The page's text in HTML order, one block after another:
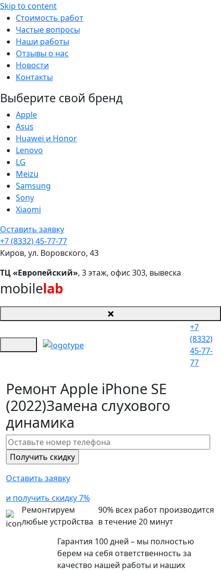
Skip to content
Стоимость работ
Частые вопросы
Наши работы
Отзывы о нас
Новости
Контакты
Выберите свой бренд
Apple
Asus
Huawei и Honor
Lenovo
LG
Meizu
Samsung
Sony
Xiaomi
Оставить заявку
+7 (8332) 45-77-77
Киров, ул. Воровского, 43
ТЦ «Европейский», 3 этаж, офис 303, вывеска
mobilelab
+7
(8332)
45-77-
77
Ремонт Apple iPhone SE
(2022)Замена слухового
динамика
Оставить заявку
и получить скидку 7%
Ремонтируем
любые устройства
90% всех работ производится
в течение 20 минут
Гарантия 100 дней – мы полностью
берем на себя ответственность за
качество нашей работы и наших